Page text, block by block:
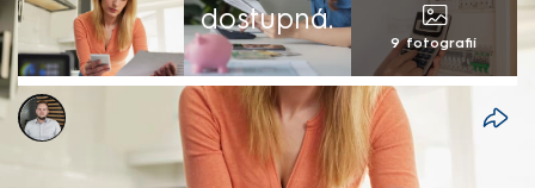
dostupná.
9 fotografií
Ladislav Šustr
24. srp 2025, 15:33